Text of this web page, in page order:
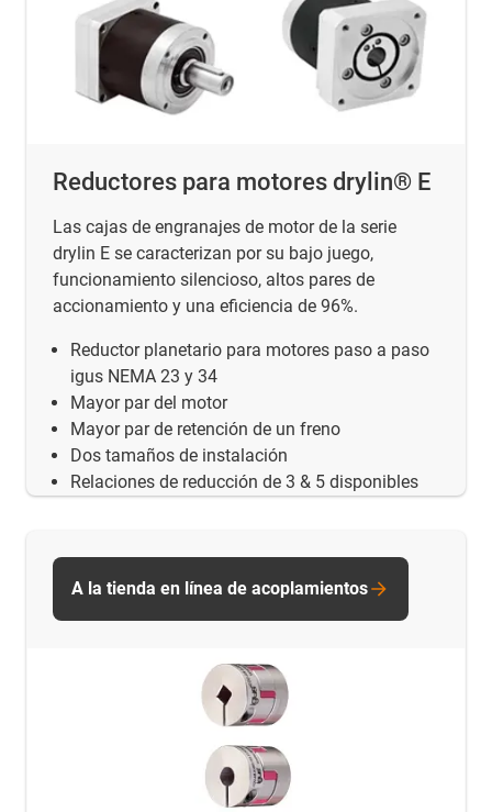
Reductores para motores drylin® E
Las cajas de engranajes de motor de la serie
drylin E se caracterizan por su bajo juego,
funcionamiento silencioso, altos pares de
accionamiento y una eficiencia de 96%.
Reductor planetario para motores paso a paso
igus NEMA 23 y 34
Mayor par del motor
Mayor par de retención de un freno
Dos tamaños de instalación
Relaciones de reducción de 3 & 5 disponibles
A la tienda en línea de acoplamientos